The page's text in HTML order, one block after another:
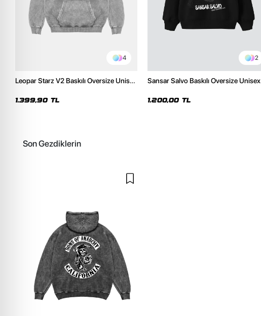
4
Leopar Starz V2 Baskılı Oversize Unisex
1.399,90 TL
2
Sansar Salvo Baskılı Oversize Unisex
1.200,00 TL
Son Gezdiklerin